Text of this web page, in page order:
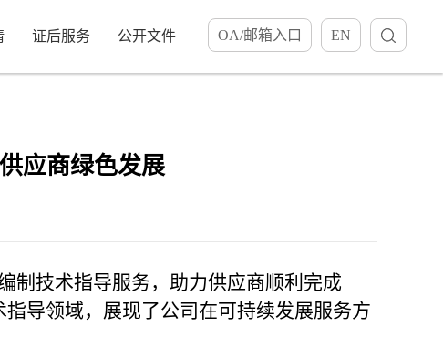
证后服务 公开文件 OA/邮箱入口 EN
应商绿色发展
制技术指导服务，助力供应商顺利完成
导领域，展现了公司在可持续发展服务方